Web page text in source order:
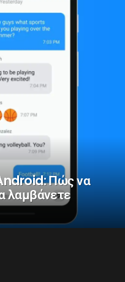
Πώς να
λαμβάνετε